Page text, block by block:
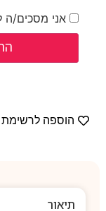
אני מסכים/ה
הוספה
תיאור